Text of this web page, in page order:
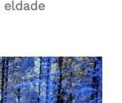
eldade